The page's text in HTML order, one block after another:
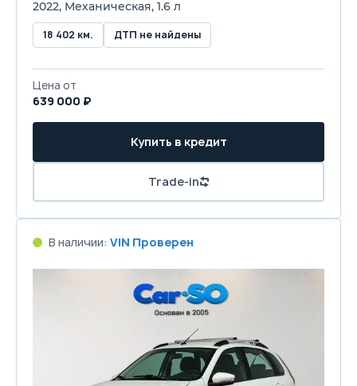
2022, Механическая, 1.6 л
18 402 км. ДТП не найдены
Цена от
639 000 ₽
Купить в кредит
Trade-in
В наличии: VIN Проверен